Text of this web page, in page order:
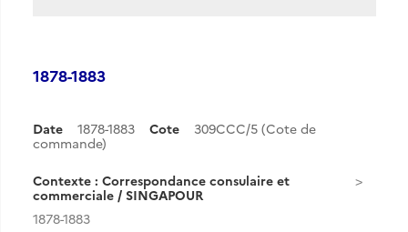
1878-1883
Date 1878-1883 Cote
309CCC/5 (Cote de
commande)
Contexte : Correspondance consulaire et
commerciale / SINGAPOUR
1878-1883